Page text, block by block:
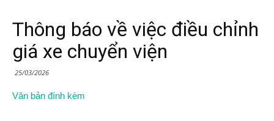
Thông báo về việc điều chỉnh
giá xe chuyển viện
25/03/2026
Văn bản đính kèm